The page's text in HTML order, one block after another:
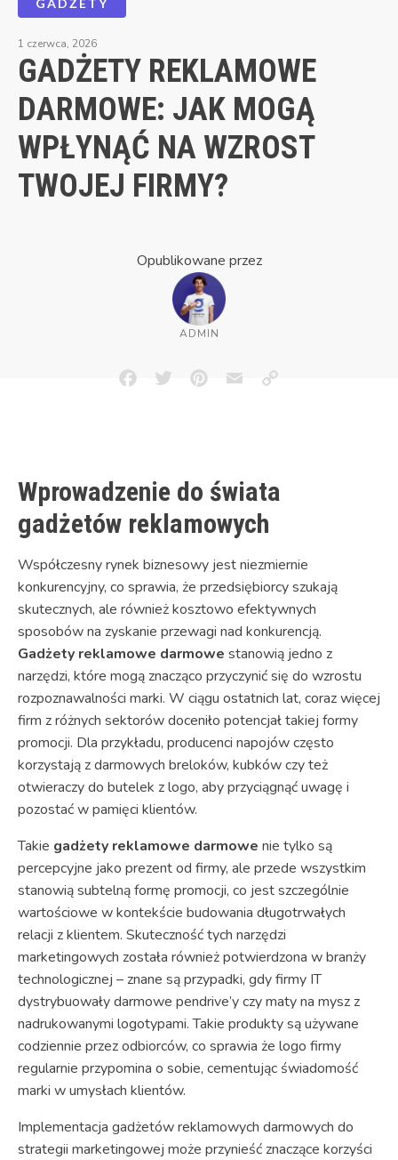
1 czerwca, 2026
GADŻETY REKLAMOWE
DARMOWE: JAK MOGĄ
WPŁYNĄĆ NA WZROST
TWOJEJ FIRMY?
Opublikowane przez
ADMIN
FacebookTwitterPinterestEmailCopy
Wprowadzenie do świata
gadżetów reklamowych
Współczesny rynek biznesowy jest niezmiernie
konkurencyjny, co sprawia, że przedsiębiorcy szukają
skutecznych, ale również kosztowo efektywnych
sposobów na zyskanie przewagi nad konkurencją.
Gadżety reklamowe darmowe stanowią jedno z
narzędzi, które mogą znacząco przyczynić się do wzrostu
rozpoznawalności marki. W ciągu ostatnich lat, coraz więcej
firm z różnych sektorów doceniło potencjał takiej formy
promocji. Dla przykładu, producenci napojów często
korzystają z darmowych breloków, kubków czy też
otwieraczy do butelek z logo, aby przyciągnąć uwagę i
pozostać w pamięci klientów.
Takie gadżety reklamowe darmowe nie tylko są
percepcyjne jako prezent od firmy, ale przede wszystkim
stanowią subtelną formę promocji, co jest szczególnie
wartościowe w kontekście budowania długotrwałych
relacji z klientem. Skuteczność tych narzędzi
marketingowych została również potwierdzona w branży
technologicznej – znane są przypadki, gdy firmy IT
dystrybuowały darmowe pendrive’y czy maty na mysz z
nadrukowanymi logotypami. Takie produkty są używane
codziennie przez odbiorców, co sprawia że logo firmy
regularnie przypomina o sobie, cementując świadomość
marki w umysłach klientów.
Implementacja gadżetów reklamowych darmowych do
strategii marketingowej może przynieść znaczące korzyści